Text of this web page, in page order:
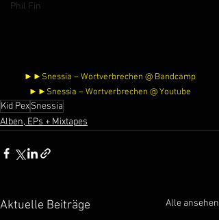
Phil Fin
►►Snessia – Wortverbrechen @ Bandcamp
►►Snessia – Wortverbrechen @ Youtube
Kid PexSnessia
Alben, EPs + Mixtapes
Aktuelle Beiträge Alle ansehen